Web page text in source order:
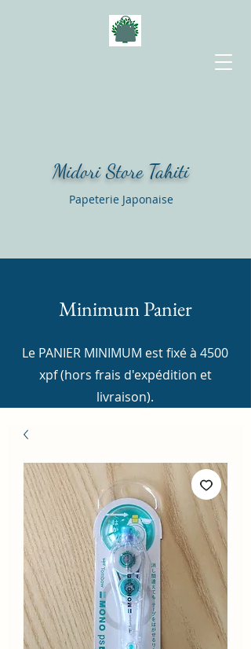
Midori Store Tahiti
Papeterie Japonaise
Minimum Panier
Le PANIER MINIMUM est fixé à 4500
xpf (hors frais d'expédition et
livraison).